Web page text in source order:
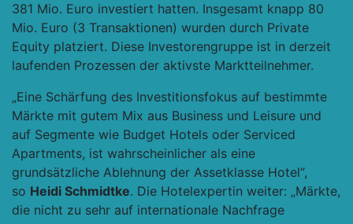
381 Mio. Euro investiert hatten. Insgesamt knapp 80
Mio. Euro (3 Transaktionen) wurden durch Private
Equity platziert. Diese Investorengruppe ist in derzeit
laufenden Prozessen der aktivste Marktteilnehmer.
„Eine Schärfung des Investitionsfokus auf bestimmte
Märkte mit gutem Mix aus Business und Leisure und
auf Segmente wie Budget Hotels oder Serviced
Apartments, ist wahrscheinlicher als eine
grundsätzliche Ablehnung der Assetklasse Hotel“,
so Heidi Schmidtke. Die Hotelexpertin weiter: „Märkte,
die nicht zu sehr auf internationale Nachfrage